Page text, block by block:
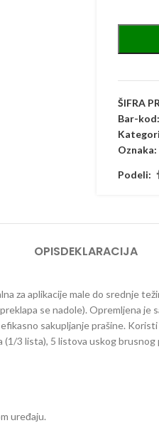
ŠIFRA
Bar-kod:
Oznaka:
Podeli:
OPISDEKLARACIJA
za aplikacije male do srednje
se nadole). Opremljena je
sakupljanje prašine.
3 lista), 5 listova uskog brusnog
uređaju.